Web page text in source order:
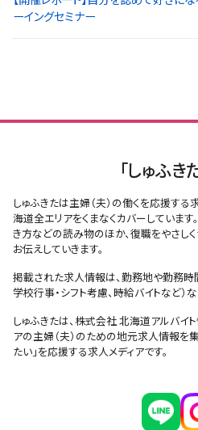
ーイングセミナー
「しゅふき
しゅふきたは主婦（夫）の働くを応援する
海道全エリアをくまなくカバーしていま
き方などの読み物のほか、復職をやさし
お伝えしていきます。
掲載された求人情報は、勤務地や勤務時
学校行事・シフト考慮、時給バイトなど）
しゅふきたは、株式会社 北海道アルバイ
アの主婦（夫）のための地元求人情報を
たい」を応援する求人メディアです。